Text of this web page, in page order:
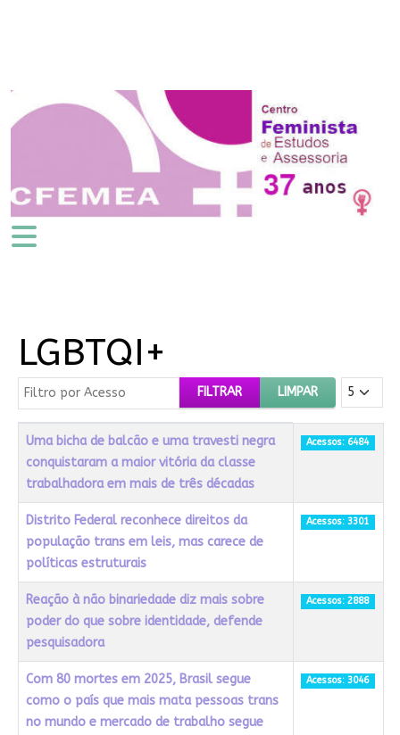
LGBTQI+
Filtro por Acesso FILTRAR LIMPAR Mostrar #
Título Acessos
Uma bicha de balcão e uma travesti negra
conquistaram a maior vitória da classe
trabalhadora em mais de três décadas
Acessos: 6484
Distrito Federal reconhece direitos da
população trans em leis, mas carece de
políticas estruturais
Acessos: 3301
Reação à não binariedade diz mais sobre
poder do que sobre identidade, defende
pesquisadora
Acessos: 2888
Com 80 mortes em 2025, Brasil segue
como o país que mais mata pessoas trans
no mundo e mercado de trabalho segue
Acessos: 3046